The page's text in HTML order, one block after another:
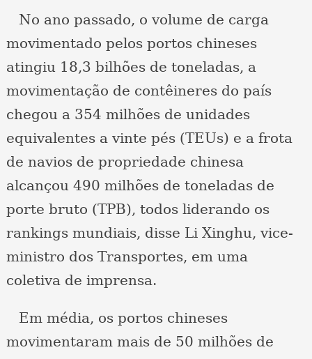
No ano passado, o volume de carga
movimentado pelos portos chineses
atingiu 18,3 bilhões de toneladas, a
movimentação de contêineres do país
chegou a 354 milhões de unidades
equivalentes a vinte pés (TEUs) e a frota
de navios de propriedade chinesa
alcançou 490 milhões de toneladas de
porte bruto (TPB), todos liderando os
rankings mundiais, disse Li Xinghu, vice-
ministro dos Transportes, em uma
coletiva de imprensa.
Em média, os portos chineses
movimentaram mais de 50 milhões de